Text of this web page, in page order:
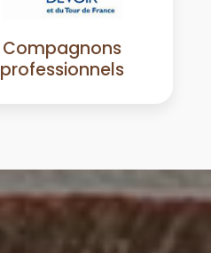
Compagnons
professionnels